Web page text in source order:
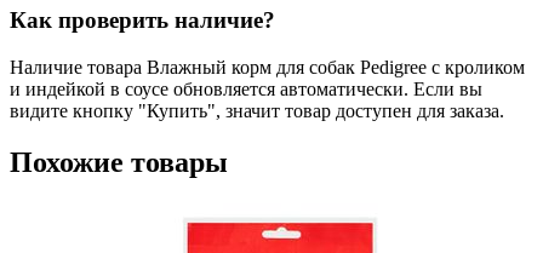
Как проверить наличие?
Наличие товара Влажный корм для собак Pedigree с кроликом
и индейкой в соусе обновляется автоматически. Если вы
видите кнопку "Купить", значит товар доступен для заказа.
Похожие товары